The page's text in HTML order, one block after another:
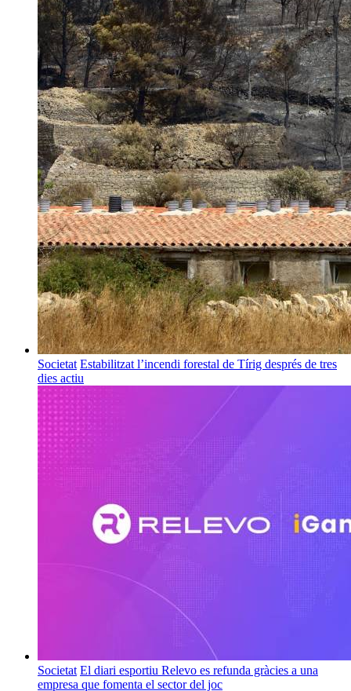
Societat Estabilitzat l’incendi forestal de Tírig després de tres
dies actiu
Societat El diari esportiu Relevo es refunda gràcies a una
empresa que fomenta el sector del joc